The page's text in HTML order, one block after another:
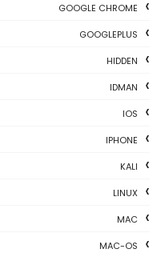
GOOGLE CHROME
GOOGLEPLUS
HIDDEN
IDMAN
IOS
IPHONE
KALI
LINUX
MAC
MAC-OS